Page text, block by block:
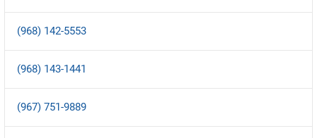
ЙОТА
Контакты
Устройства
(968) 142-5553
(968) 143-1441
(967) 751-9889